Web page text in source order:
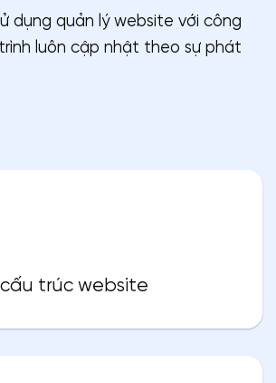
dụng quản lý website với công
luôn cập nhật theo sự phát
trúc website